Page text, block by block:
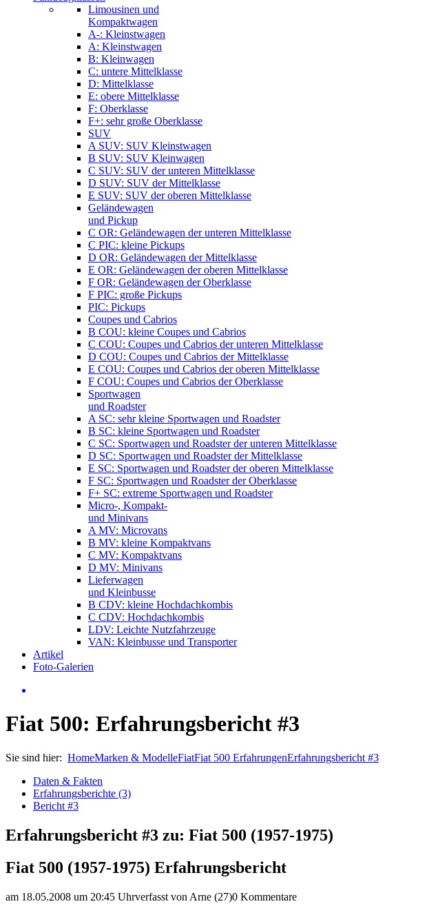
Limousinen und
Kompaktwagen
A-: Kleinstwagen
A: Kleinstwagen
B: Kleinwagen
C: untere Mittelklasse
D: Mittelklasse
E: obere Mittelklasse
F: Oberklasse
F+: sehr große Oberklasse
SUV
A SUV: SUV Kleinstwagen
B SUV: SUV Kleinwagen
C SUV: SUV der unteren Mittelklasse
D SUV: SUV der Mittelklasse
E SUV: SUV der oberen Mittelklasse
Geländewagen
und Pickup
C OR: Geländewagen der unteren Mittelklasse
C PIC: kleine Pickups
D OR: Geländewagen der Mittelklasse
E OR: Geländewagen der oberen Mittelklasse
F OR: Geländewagen der Oberklasse
F PIC: große Pickups
PIC: Pickups
Coupes und Cabrios
B COU: kleine Coupes und Cabrios
C COU: Coupes und Cabrios der unteren Mittelklasse
D COU: Coupes und Cabrios der Mittelklasse
E COU: Coupes und Cabrios der oberen Mittelklasse
F COU: Coupes und Cabrios der Oberklasse
Sportwagen
und Roadster
A SC: sehr kleine Sportwagen und Roadster
B SC: kleine Sportwagen und Roadster
C SC: Sportwagen und Roadster der unteren Mittelklasse
D SC: Sportwagen und Roadster der Mittelklasse
E SC: Sportwagen und Roadster der oberen Mittelklasse
F SC: Sportwagen und Roadster der Oberklasse
F+ SC: extreme Sportwagen und Roadster
Micro-, Kompakt-
und Minivans
A MV: Microvans
B MV: kleine Kompaktvans
C MV: Kompaktvans
D MV: Minivans
Lieferwagen
und Kleinbusse
B CDV: kleine Hochdachkombis
C CDV: Hochdachkombis
LDV: Leichte Nutzfahrzeuge
VAN: Kleinbusse und Transporter
Artikel
Foto-Galerien
Fiat 500: Erfahrungsbericht #3
Sie sind hier: HomeMarken & ModelleFiatFiat 500 ErfahrungenErfahrungsbericht #3
Daten & Fakten
Erfahrungsberichte (3)
Bericht #3
Erfahrungsbericht #3 zu: Fiat 500 (1957-1975)
Fiat 500 (1957-1975) Erfahrungsbericht
am 18.05.2008 um 20:45 Uhrverfasst von Arne (27)0 Kommentare